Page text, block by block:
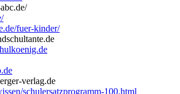
fuer-kinder/
verlag.de
schulersatzprogramm-100.html